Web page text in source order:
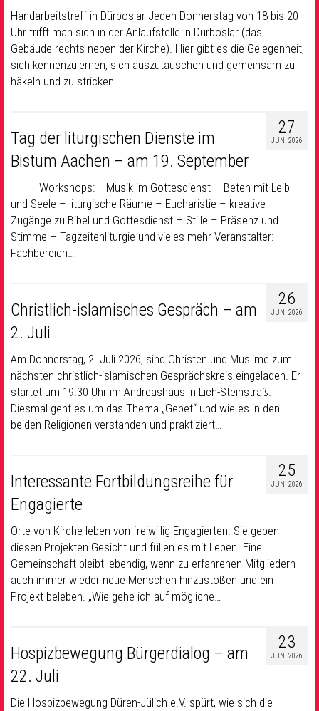
Handarbeitstreff in Dürboslar Jeden Donnerstag von 18 bis 20
Uhr trifft man sich in der Anlaufstelle in Dürboslar (das
Gebäude rechts neben der Kirche). Hier gibt es die Gelegenheit,
sich kennenzulernen, sich auszutauschen und gemeinsam zu
häkeln und zu stricken.…
27
JUNI 2026
Tag der liturgischen Dienste im
Bistum Aachen – am 19. September
Workshops: Musik im Gottesdienst – Beten mit Leib
und Seele – liturgische Räume – Eucharistie – kreative
Zugänge zu Bibel und Gottesdienst – Stille – Präsenz und
Stimme – Tagzeitenliturgie und vieles mehr Veranstalter:
Fachbereich…
26
JUNI 2026
Christlich-islamisches Gespräch – am
2. Juli
Am Donnerstag, 2. Juli 2026, sind Christen und Muslime zum
nächsten christlich-islamischen Gesprächskreis eingeladen. Er
startet um 19.30 Uhr im Andreashaus in Lich-Steinstraß.
Diesmal geht es um das Thema „Gebet“ und wie es in den
beiden Religionen verstanden und praktiziert…
25
JUNI 2026
Interessante Fortbildungsreihe für
Engagierte
Orte von Kirche leben von freiwillig Engagierten. Sie geben
diesen Projekten Gesicht und füllen es mit Leben. Eine
Gemeinschaft bleibt lebendig, wenn zu erfahrenen Mitgliedern
auch immer wieder neue Menschen hinzustoßen und ein
Projekt beleben. „Wie gehe ich auf mögliche…
23
JUNI 2026
Hospizbewegung Bürgerdialog – am
22. Juli
Die Hospizbewegung Düren-Jülich e.V. spürt, wie sich die